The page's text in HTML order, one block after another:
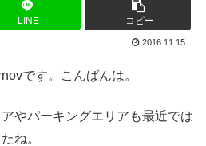
LINE コピー
2016.11.15
です。こんばんは。
やパーキングエリアも最近では
ね。